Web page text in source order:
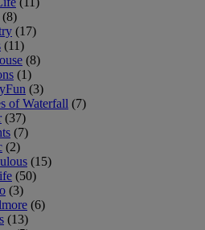
(8)
(17)
(11)
(8)
(1)
(3)
of Waterfall (7)
(37)
(7)
(2)
(15)
(50)
(3)
(6)
(13)